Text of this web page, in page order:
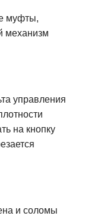
муфты,
механизм
управления
на кнопку
и соломы